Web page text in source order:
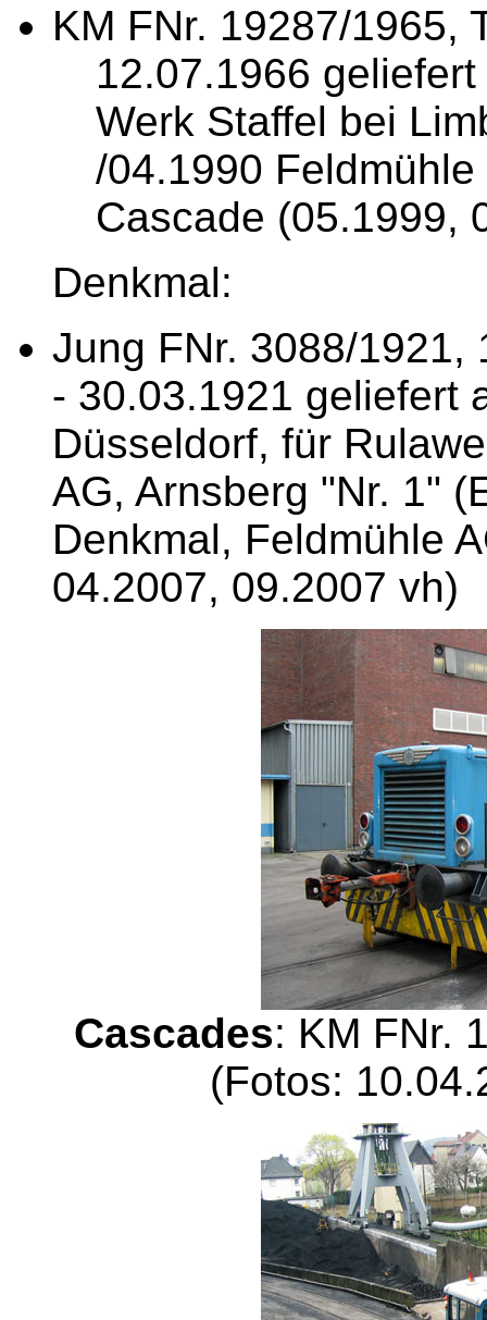
KM FNr. 19287/1965,
12.07.1966
Werk Staffel bei
/04.1990
Cascade (05.1999,
Denkmal:
Jung FNr. 3088/1921,
- 30.03.1921 geliefert
Düsseldorf, für
AG, Arnsberg "Nr. 1"
Denkmal, Feldmühle
04.2007, 09.2007 vh)
Cascades: KM FNr.
(Fotos: